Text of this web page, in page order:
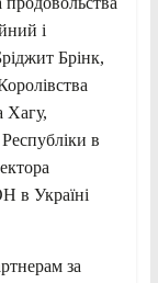
і
Брінк,
Хагу,
в
в Україні
за